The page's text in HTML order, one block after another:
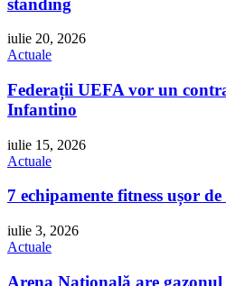
iulie 20, 2026
Actuale
Federații UEFA vor un
Infantino
iulie 15, 2026
Actuale
7 echipamente fitness ușor
iulie 3, 2026
Actuale
Arena Națională are